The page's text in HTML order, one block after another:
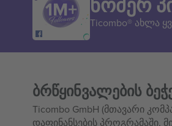
Ticombo® ახლა
ბრწყინვალების
Ticombo GmbH (მთავარი
დაფინანსების პროგრამაში,